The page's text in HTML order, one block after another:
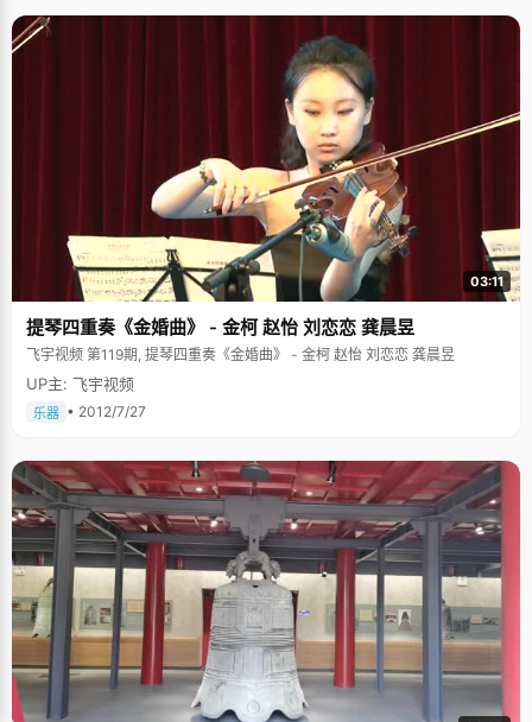
03:11
提琴四重奏《金婚曲》 - 金柯 赵怡 刘恋恋 龚晨昱
飞宇视频 第119期, 提琴四重奏《金婚曲》 - 金柯 赵怡 刘恋恋 龚晨昱
UP主: 飞宇视频
乐器 • 2012/7/27